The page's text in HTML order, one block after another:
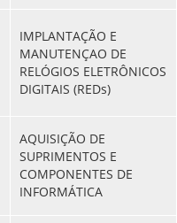
IMPLANTAÇÃO E
MANUTENÇAO DE
RELÓGIOS ELETRÔNICOS
DIGITAIS (REDs)
AQUISIÇÃO DE
SUPRIMENTOS E
COMPONENTES DE
INFORMÁTICA